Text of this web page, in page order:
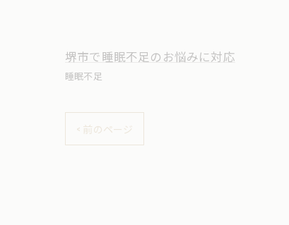
堺市で睡眠不足のお悩みに対応
睡眠不足
< 前のページ